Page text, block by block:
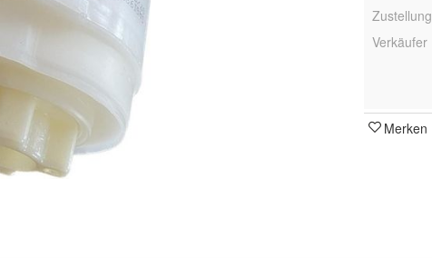
Zustellung
Verkäufer
Merken